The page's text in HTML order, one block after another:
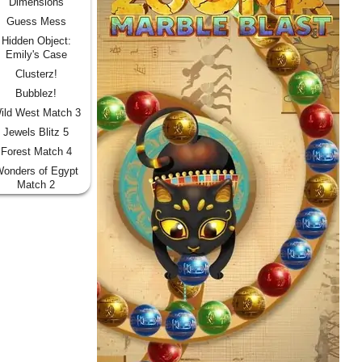
Guess Mess
Hidden Object:
Emily's Case
Clusterz!
Bubblez!
West Match 3
Jewels Blitz 5
Forest Match 4
of Egypt
Match 2